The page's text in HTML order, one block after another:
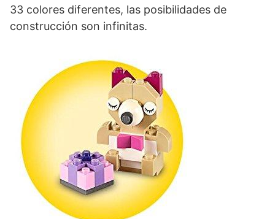
33 colores diferentes, las posibilidades de
construcción son infinitas.